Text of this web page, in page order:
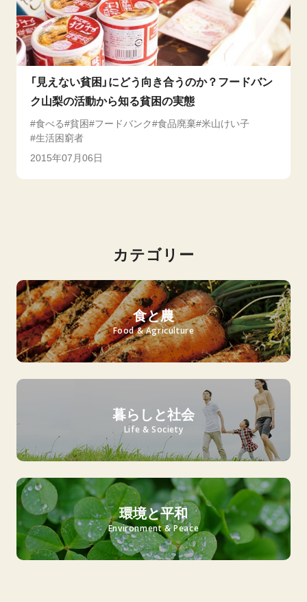
「見えない貧困」にどう向き合うのか？フードバン
ク山梨の活動から知る貧困の実態
食べる 貧困 フードバンク 食品廃棄 米山けい子
生活困窮者
2015年07月06日
カテゴリー
食と農
Food & Agriculture
暮らしと社会
Life & Society
環境と平和
Environment & Peace